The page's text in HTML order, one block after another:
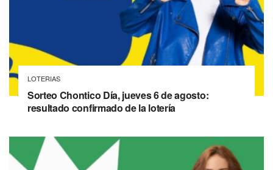
LOTERIAS
Sorteo Chontico Día, jueves 6 de agosto:
resultado confirmado de la lotería